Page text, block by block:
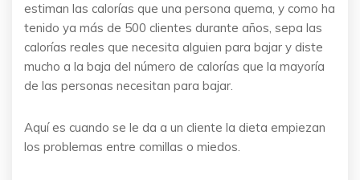
estiman las calorías que una persona quema, y como ha
tenido ya más de 500 clientes durante años, sepa las
calorías reales que necesita alguien para bajar y diste
mucho a la baja del número de calorías que la mayoría
de las personas necesitan para bajar.
Aquí es cuando se le da a un cliente la dieta empiezan
los problemas entre comillas o miedos.